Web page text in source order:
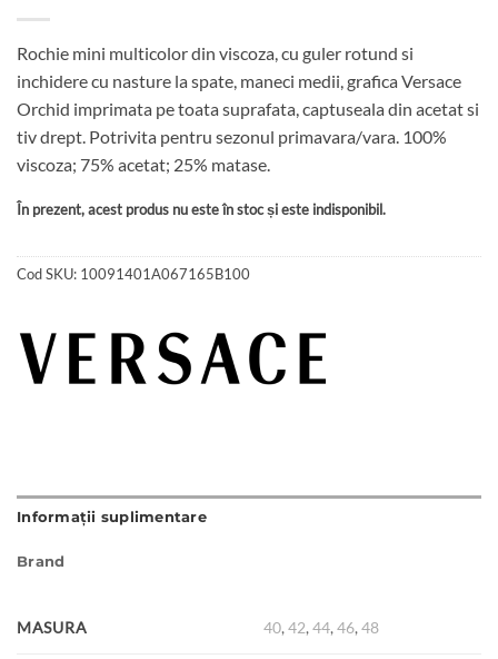
Rochie mini multicolor din viscoza, cu guler rotund si
inchidere cu nasture la spate, maneci medii, grafica Versace
Orchid imprimata pe toata suprafata, captuseala din acetat si
tiv drept. Potrivita pentru sezonul primavara/vara. 100%
viscoza; 75% acetat; 25% matase.
În prezent, acest produs nu este în stoc și este indisponibil.
Cod SKU: 10091401A067165B100
Informații suplimentare
Brand
MASURA 40,42,44,46,48